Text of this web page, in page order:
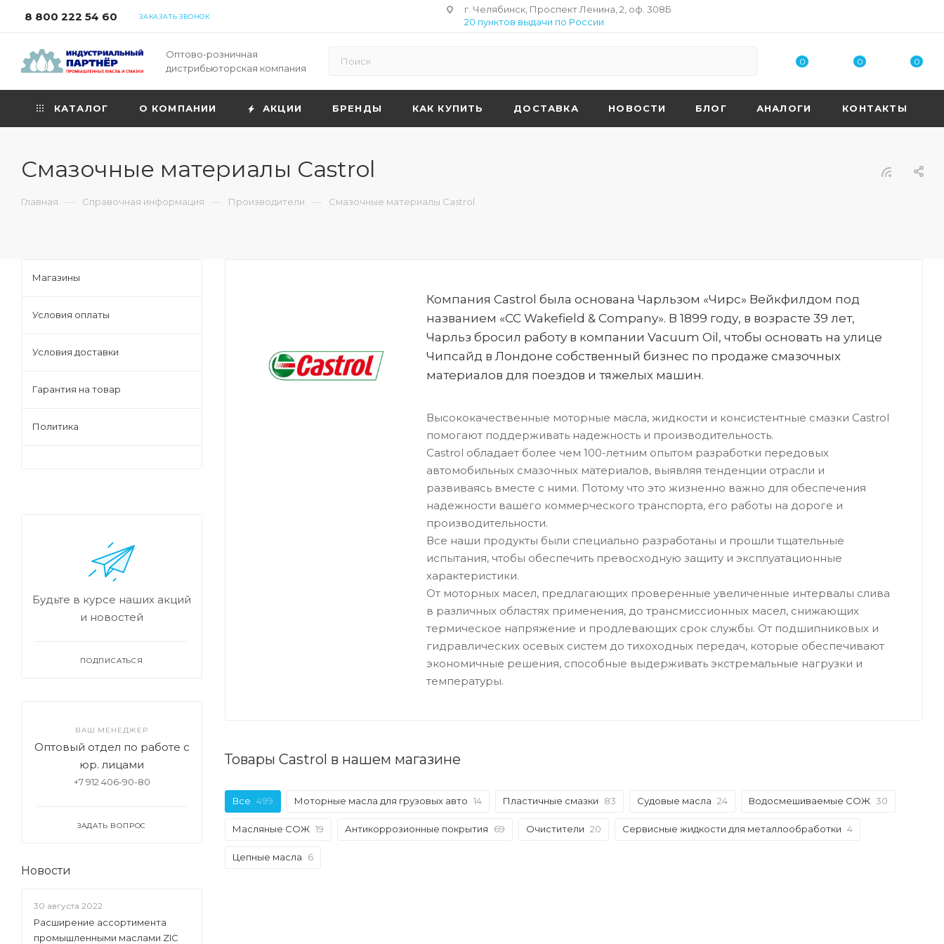
8 800 222 54 60 ЗАКАЗАТЬ ЗВОНОК
г. Челябинск, Проспект Ленина, 2, оф. 308Б
20 пунктов выдачи по России
Оптово-розничная
дистрибьюторская компания
0 0 0
КАТАЛОГ О КОМПАНИИ АКЦИИ БРЕНДЫ КАК КУПИТЬ ДОСТАВКА НОВОСТИ БЛОГ АНАЛОГИ КОНТАКТЫ
Смазочные материалы Castrol
Главная — Справочная информация — Производители — Смазочные материалы Castrol
Компания Castrol была основана Чарльзом «Чирс» Вейкфилдом под
названием «CC Wakefield & Company». В 1899 году, в возрасте 39 лет,
Чарльз бросил работу в компании Vacuum Oil, чтобы основать на улице
Чипсайд в Лондоне собственный бизнес по продаже смазочных
материалов для поездов и тяжелых машин.
Высококачественные моторные масла, жидкости и консистентные смазки Castrol
помогают поддерживать надежность и производительность.
Castrol обладает более чем 100-летним опытом разработки передовых
автомобильных смазочных материалов, выявляя тенденции отрасли и
развиваясь вместе с ними. Потому что это жизненно важно для обеспечения
надежности вашего коммерческого транспорта, его работы на дороге и
производительности.​
Все наши продукты были специально разработаны и прошли тщательные
испытания, чтобы обеспечить превосходную защиту и эксплуатационные
характеристики.​
От моторных масел, предлагающих проверенные увеличенные интервалы слива
в различных областях применения, до трансмиссионных масел, снижающих
термическое напряжение и продлевающих срок службы. От подшипниковых и
гидравлических осевых систем до тихоходных передач, которые обеспечивают
экономичные решения, способные выдерживать экстремальные нагрузки и
температуры.
Товары Castrol в нашем магазине
Все 499 Моторные масла для грузовых авто 14 Пластичные смазки 83 Судовые масла 24 Водосмешиваемые СОЖ 30
Масляные СОЖ 19 Антикоррозионные покрытия 69 Очистители 20 Сервисные жидкости для металлообработки 4
Цепные масла 6
Магазины
Условия оплаты
Условия доставки
Гарантия на товар
Политика
Будьте в курсе наших акций
и новостей
ПОДПИСАТЬСЯ
ВАШ МЕНЕДЖЕР
Оптовый отдел по работе с
юр. лицами
+7 912 406-90-80
ЗАДАТЬ ВОПРОС
Новости
30 августа 2022
Расширение ассортимента
промышленными маслами ZIC